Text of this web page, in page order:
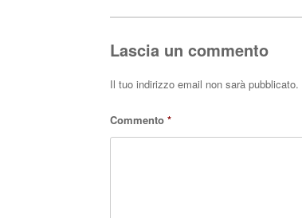
Lascia un commento
Il tuo indirizzo email non sarà pubblicato.
Commento *